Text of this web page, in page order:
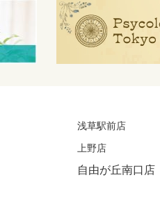
浅草駅前店
上野店
自由が丘南口店